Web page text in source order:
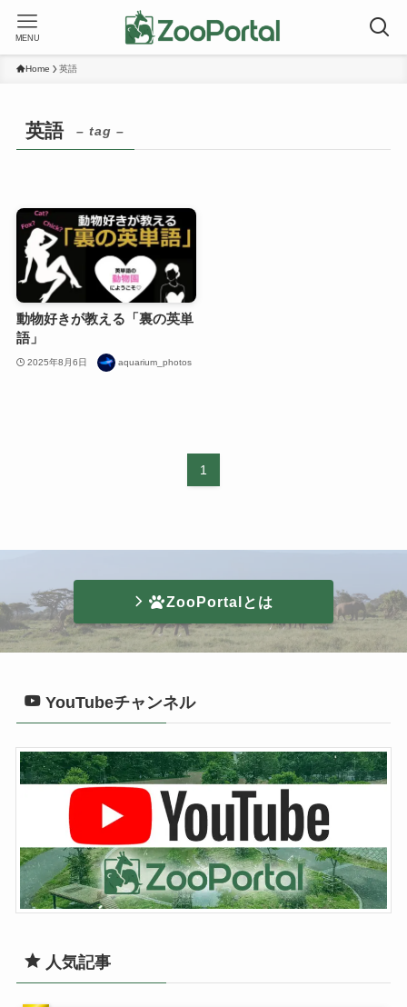
MENU
Home 英語
英語 – tag –
動物好きが教える「裏の英単
語」
2025年8月6日 aquarium_photos
1
ZooPortalとは
YouTubeチャンネル
人気記事